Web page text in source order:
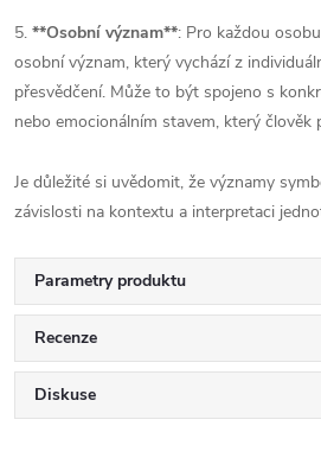
5. **Osobní význam**: Pro každou
osobní význam, který vychází z
přesvědčení. Může to být spojeno s
nebo emocionálním stavem, který člověk
Je důležité si uvědomit, že významy
závislosti na kontextu a interpretaci
Parametry produktu
Recenze
Diskuse